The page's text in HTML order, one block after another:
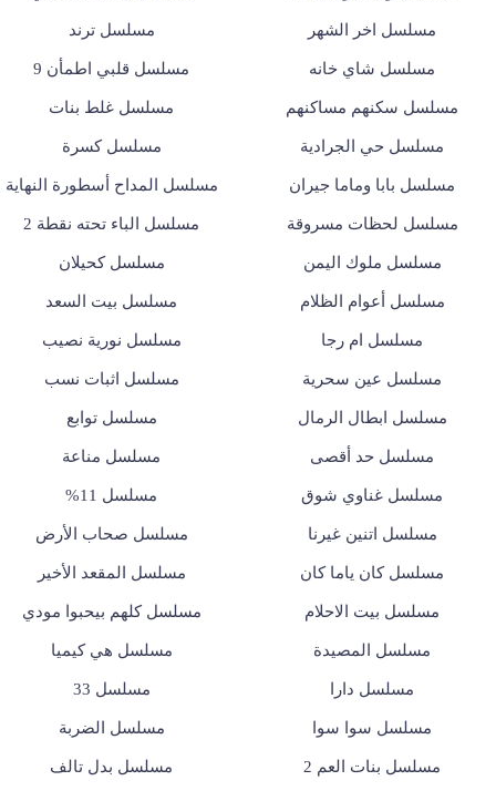
مسلسل اخر الشهر مسلسل ترند
مسلسل شاي خانه مسلسل قلبي اطمأن 9
مسلسل سكنهم مساكنهم مسلسل غلط بنات
مسلسل حي الجرادية مسلسل كسرة
مسلسل بابا وماما جيران مسلسل المداح أسطورة النهاية
مسلسل لحظات مسروقة مسلسل الباء تحته نقطة 2
مسلسل ملوك اليمن مسلسل كحيلان
مسلسل أعوام الظلام مسلسل بيت السعد
مسلسل ام رجا مسلسل نورية نصيب
مسلسل عين سحرية مسلسل اثبات نسب
مسلسل ابطال الرمال مسلسل توابع
مسلسل حد أقصى مسلسل مناعة
مسلسل غناوي شوق مسلسل 11%
مسلسل اتنين غيرنا مسلسل صحاب الأرض
مسلسل كان ياما كان مسلسل المقعد الأخير
مسلسل بيت الاحلام مسلسل كلهم بيحبوا مودي
مسلسل المصيدة مسلسل هي كيميا
مسلسل دارا مسلسل 33
مسلسل سوا سوا مسلسل الضربة
مسلسل بنات العم 2 مسلسل بدل تالف